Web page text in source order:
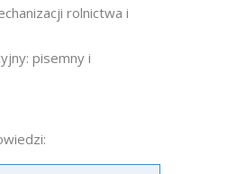
rolnictwa i
pisemny i